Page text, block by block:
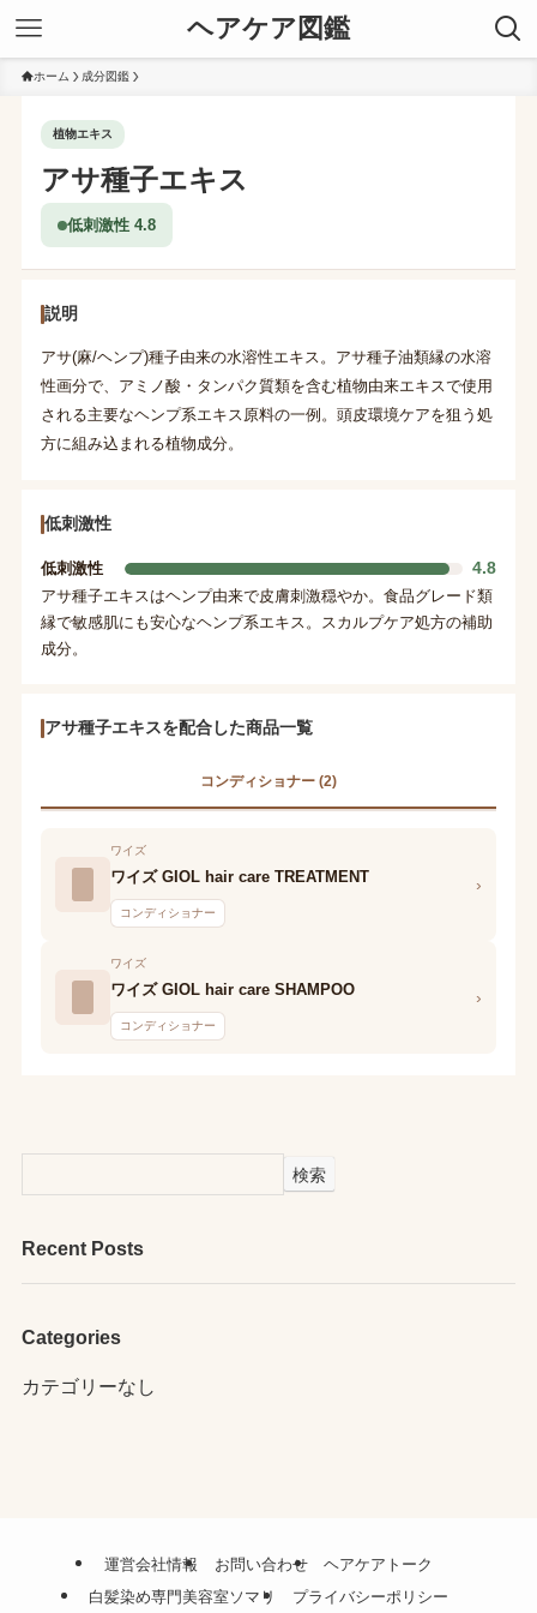
ヘアケア図鑑
ホーム 成分図鑑
植物エキス
アサ種子エキス
低刺激性 4.8
説明
アサ(麻/ヘンプ)種子由来の水溶性エキス。アサ種子油類縁の水溶
性画分で、アミノ酸・タンパク質類を含む植物由来エキスで使用
される主要なヘンプ系エキス原料の一例。頭皮環境ケアを狙う処
方に組み込まれる植物成分。
低刺激性
低刺激性 4.8
アサ種子エキスはヘンプ由来で皮膚刺激穏やか。食品グレード類
縁で敏感肌にも安心なヘンプ系エキス。スカルプケア処方の補助
成分。
アサ種子エキスを配合した商品一覧
コンディショナー (2)
ワイズ
ワイズ GIOL hair care TREATMENT
コンディショナー
›
ワイズ
ワイズ GIOL hair care SHAMPOO
コンディショナー
›
検索
Recent Posts
Categories
カテゴリーなし
運営会社情報 お問い合わせ
ヘアケアトーク
白髪染め専門美容室ソマリ
プライバシーポリシー